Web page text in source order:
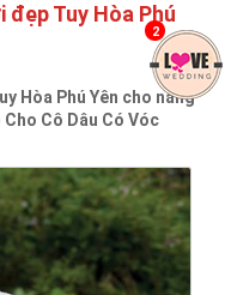
đẹp Tuy Hòa Phú
Hòa Phú Yên cho nàng
Cô Dâu Có Vóc
2